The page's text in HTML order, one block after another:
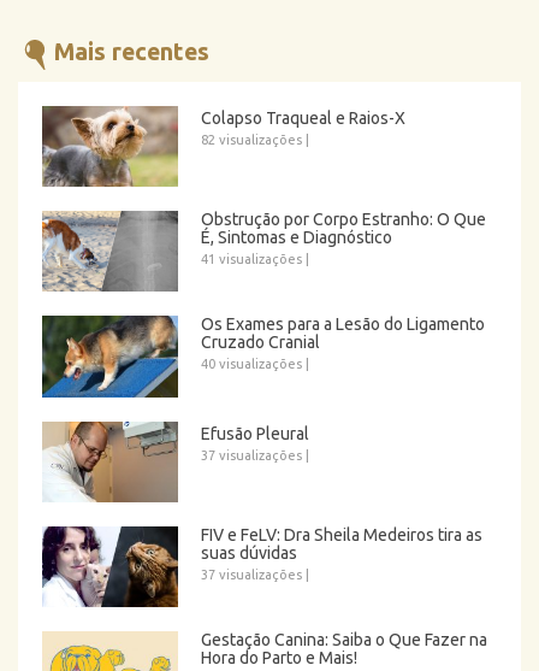
Mais recentes
Colapso Traqueal e Raios-X
82 visualizações
Obstrução por Corpo Estranho: O Que
É, Sintomas e Diagnóstico
41 visualizações
Os Exames para a Lesão do Ligamento
Cruzado Cranial
40 visualizações
Efusão Pleural
37 visualizações
FIV e FeLV: Dra Sheila Medeiros tira as
suas dúvidas
37 visualizações
Gestação Canina: Saiba o Que Fazer na
Hora do Parto e Mais!